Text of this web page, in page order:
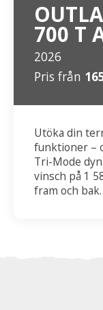
700 T
2026
Pris från
Utöka din
funktioner –
Tri-Mode
vinsch på 1
fram och bak.